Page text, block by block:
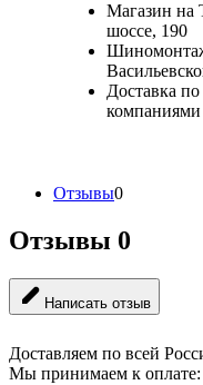
Магазин на
шоссе, 190
Доставка
компаниями
Отзывы0
Отзывы 0
Написать отзыв
Доставляем по всей
Мы принимаем к оплате: